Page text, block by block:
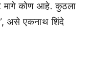
मागे कोण आहे. कुठला
असे एकनाथ शिंदे